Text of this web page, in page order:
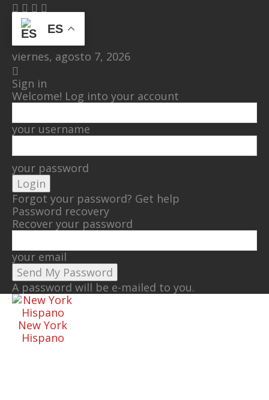
82.5
New York
viernes, agosto 7, 2026
Sign in
Welcome! Log into your account
your username
your password
Forgot your password? Get help
Password recovery
Recover your password
your email
A password will be e-mailed to you.
New York
Hispano
ES